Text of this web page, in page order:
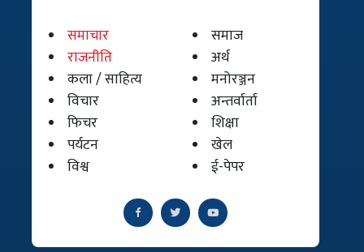
समाचार
समाज
राजनीति
अर्थ
कला / साहित्य
मनोरञ्जन
विचार
अन्तर्वार्ता
फिचर
शिक्षा
पर्यटन
खेल
विश्व
ई-पेपर